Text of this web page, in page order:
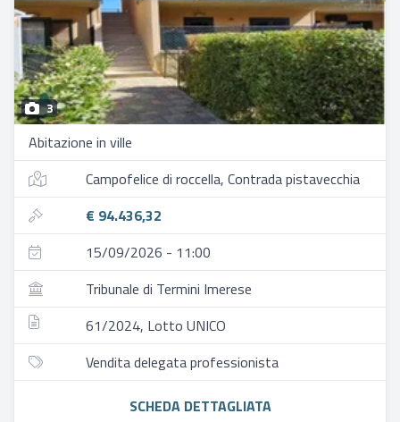
3
Abitazione in ville
Campofelice di roccella, Contrada pistavecchia
€ 94.436,32
15/09/2026 - 11:00
Tribunale di Termini Imerese
61/2024, Lotto UNICO
Vendita delegata professionista
SCHEDA DETTAGLIATA